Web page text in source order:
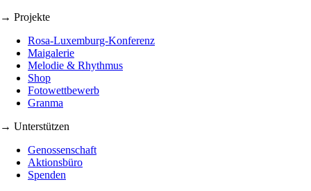
→ Projekte
Rosa-Luxemburg-Konferenz
Maigalerie
Melodie & Rhythmus
Shop
Fotowettbewerb
Granma
→ Unterstützen
Genossenschaft
Aktionsbüro
Spenden